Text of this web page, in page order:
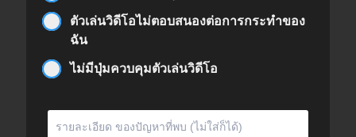
ตัวเล่นวิดีโอไม่ตอบสนองต่อการกระทำของ
ฉัน
ไม่มีปุ่มควบคุมตัวเล่นวิดีโอ